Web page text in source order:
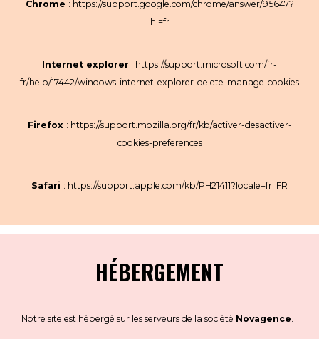
Chrome : https://support.google.com/chrome/answer/95647?
hl=fr
Internet explorer : https://support.microsoft.com/fr-
fr/help/17442/windows-internet-explorer-delete-manage-cookies
Firefox : https://support.mozilla.org/fr/kb/activer-desactiver-
cookies-preferences
Safari : https://support.apple.com/kb/PH21411?locale=fr_FR
HÉBERGEMENT
Notre site est hébergé sur les serveurs de la société Novagence.